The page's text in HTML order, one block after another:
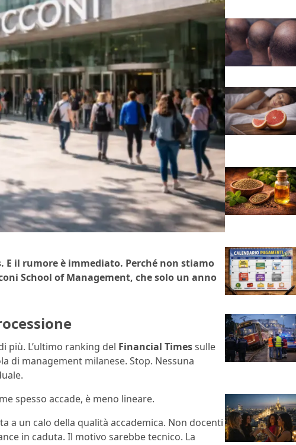
E il rumore è immediato. Perché non stiamo
School of Management, che solo un anno
più. L’ultimo ranking del Financial Timessulle
di management milanese. Stop. Nessuna
spesso accade, è meno lineare.
a un calo della qualità accademica. Non docenti
in caduta. Il motivo sarebbe tecnico. La